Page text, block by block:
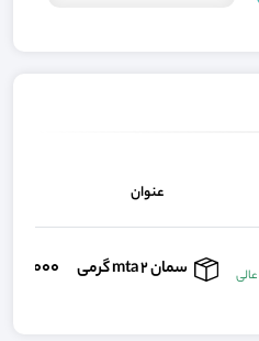
عنوان
عالی سمان mta 2 گرمی